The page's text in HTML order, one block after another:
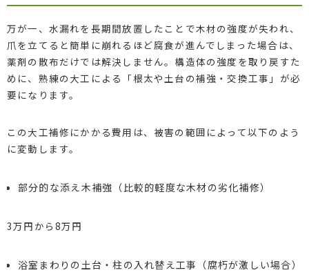
万が一、水漏れを長期間放置したことで木材の強度が失われ、
爪を立てると簡単に崩れるほど腐食が進んでしまった場合は、
薬剤の散布だけでは解決しません。構造体の強度を取り戻すた
めに、熟練の大工による「根太や土台の補強・交換工事」が必
要になります。
この大工補修にかかる費用は、被害の範囲によって以下のよう
に変動します。
部分的な添え木補強（比較的軽度な木材の劣化補修）
3万円から8万円
浴室まわりの土台・柱の入れ替え工事（腐朽が激しい場合）